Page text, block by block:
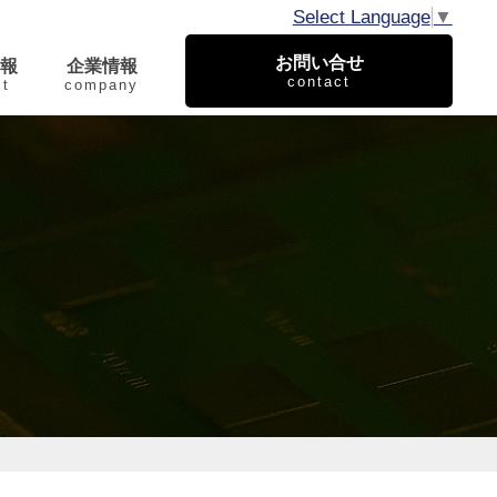
Select Language ▼
企業情報
company
お問い合せ
contact